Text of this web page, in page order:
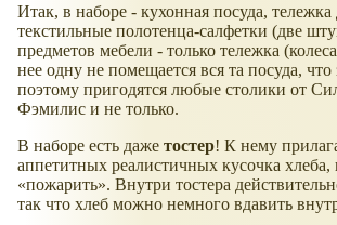
Итак, в наборе - кухонная посуда,
текстильные полотенца-салфетки (две
предметов мебели - только тележка
нее одну не помещается вся та посуда, что
поэтому пригодятся любые столики от
Фэмилис и не только.
В наборе есть даже тостер! К нему
аппетитных реалистичных кусочка
пожарить . Внутри тостера
так что хлеб можно немного вдавить